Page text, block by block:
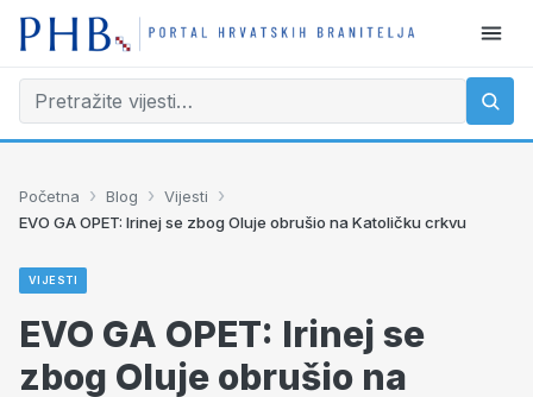
Početna › Blog › Vijesti ›
EVO GA OPET: Irinej se zbog Oluje obrušio na Katoličku crkvu
VIJESTI
EVO GA OPET: Irinej se
zbog Oluje obrušio na